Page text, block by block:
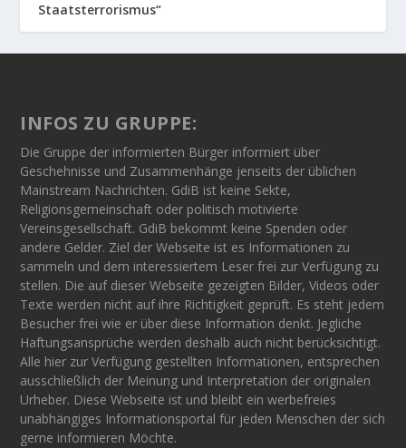
Staatsterrorismus“
INFOS ZU GRUPPE:
Die Gruppe der informierten Bürger informiert über
Geschehnisse und Zusammenhänge jenseits der üblichen
Mainstream Nachrichten. GdiB ist keine Sekte,
Religionsgemeinschaft oder politisch motivierte
Vereinsgesellschaft. GdiB bekommt keine Spenden oder
andere Gelder. Ziel der Webseite ist es Informationen zu
sammeln und dem interessiertem Leser frei zur Verfügung zu
stellen. Die auf dieser Webseite gezeigten Bilder, Videos oder
Texte werden nicht auf ihre Richtigkeit geprüft. Es steht jedem
Besucher frei wie er über diese Information denkt. Jegliche
Haftungsansprüche werden deshalb auch nicht berücksichtigt.
Alle hier zur Verfügung gestellten Informationen, entsprechen
ausschließlich der Meinung und Interpretation der originalen
Urheber. Diese Webseite ist und bleibt ein werbefreies
unabhängiges Informationsportal für jeden Menschen der sich
gerne informieren Möchte.